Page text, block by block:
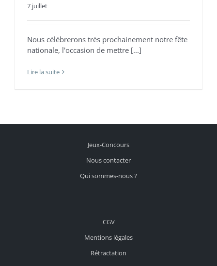
7 juillet
Nous célébrerons très prochainement notre fête
nationale, l'occasion de mettre [...]
Lire la suite
Jeux-Concours
Nous contacter
Qui sommes-nous ?
CGV
Mentions légales
Rétractation